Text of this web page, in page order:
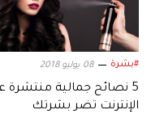
#بشرة 08 يوليو 2018
5 نصائح جمالية منتشرة
الإنترنت تضر بشرتك